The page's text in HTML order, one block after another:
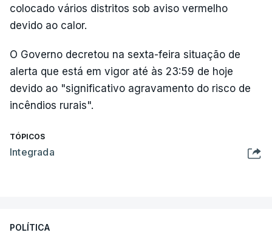
colocado vários distritos sob aviso vermelho
devido ao calor.
O Governo decretou na sexta-feira situação de
alerta que está em vigor até às 23:59 de hoje
devido ao "significativo agravamento do risco de
incêndios rurais".
TÓPICOS
Integrada
POLÍTICA